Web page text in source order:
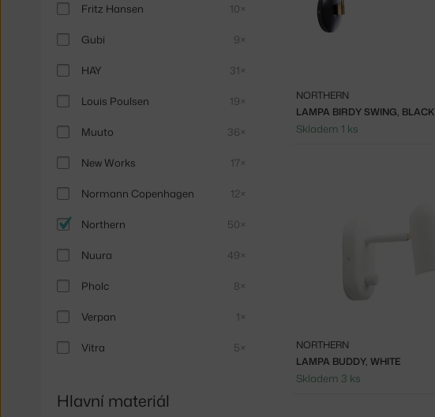
Fritz Hansen 10×
Gubi 9×
HAY 31×
Louis Poulsen 19×
Muuto 36×
New Works 17×
Normann Copenhagen 12×
Northern 50×
Nuura 49×
Pholc 8×
Verpan 1×
Vitra 5×
Hlavní materiál
LAMPA BIRDY SWING, BLACK
NORTHERN
Skladem 1 ks
LAMPA BUDDY, WHITE
NORTHERN
Skladem 3 ks